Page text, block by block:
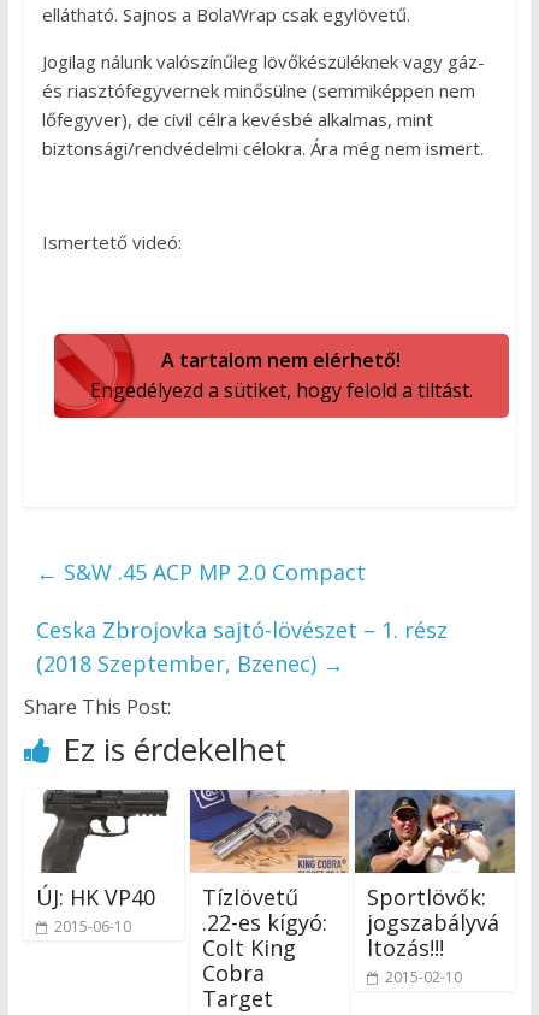
ellátható. Sajnos a BolaWrap csak egylövetű.
Jogilag nálunk valószínűleg lövőkészüléknek vagy gáz-
és riasztófegyvernek minősülne (semmiképpen nem
lőfegyver), de civil célra kevésbé alkalmas, mint
biztonsági/rendvédelmi célokra. Ára még nem ismert.
Ismertető videó:
A tartalom nem elérhető!
Engedélyezd a sütiket, hogy felold a tiltást.
← S&W .45 ACP MP 2.0 Compact
Ceska Zbrojovka sajtó-lövészet – 1. rész
(2018 Szeptember, Bzenec) →
Share This Post:
Ez is érdekelhet
ÚJ: HK VP40
2015-06-10
Tízlövetű
.22-es kígyó:
Colt King
Cobra
Target
Sportlövők:
jogszabályvá
ltozás!!!
2015-02-10